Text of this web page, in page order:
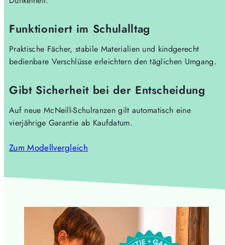
Funktioniert im Schulalltag
Praktische Fächer, stabile Materialien und kindgerecht
bedienbare Verschlüsse erleichtern den täglichen Umgang.
Gibt Sicherheit bei der Entscheidung
Auf neue McNeill-Schulranzen gilt automatisch eine
vierjährige Garantie ab Kaufdatum.
Zum Modellvergleich